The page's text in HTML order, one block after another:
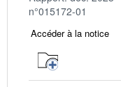
n°015172-01
Accéder à la notice